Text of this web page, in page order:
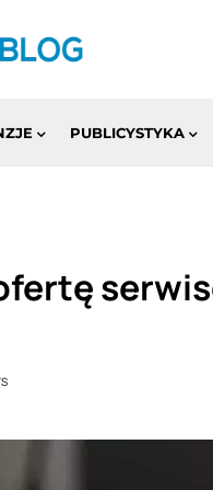
PUBLICYSTYKA